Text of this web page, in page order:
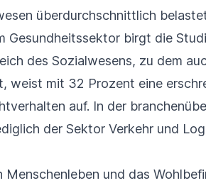
überdurchschnittlich
Gesundheitssektor birgt die
des Sozialwesens, zu dem
weist mit 32 Prozent eine
auf. In der
der Sektor Verkehr und
Menschenleben und das